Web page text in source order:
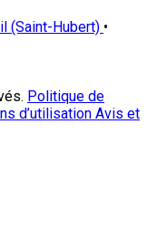
(Saint-Hubert) •
Politique de
d’utilisation Avis et